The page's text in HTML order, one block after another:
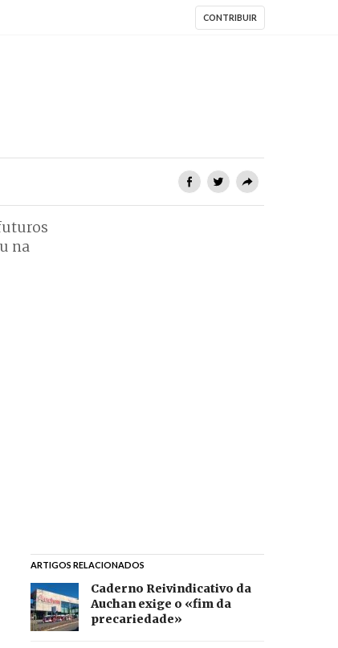
CONTRIBUIR
na
ARTIGOS RELACIONADOS
Caderno Reivindicativo da
Auchan exige o «fim da
precariedade»